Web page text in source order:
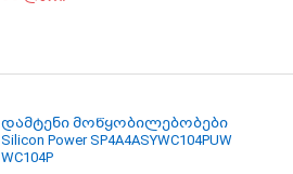
დამტენი მოწყობილებობები
Silicon Power SP4A4ASYWC104PUW
WC104P